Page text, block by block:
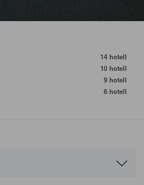
14 hotell
10 hotell
9 hotell
6 hotell